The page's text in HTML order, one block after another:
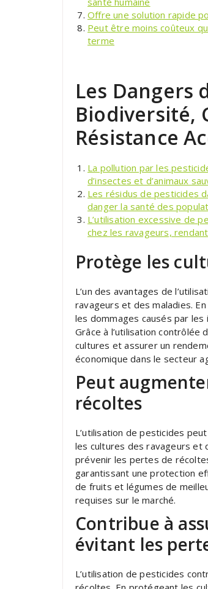
Offre une solution rapide
Peut être moins coûteux
terme
Les Dangers
Biodiversité,
Résistance
La pollution par les
d’insectes et d’animaux
Les résidus de pesticides
danger la santé des
L’utilisation excessive de
chez les ravageurs,
Protège les
L’un des avantages de
ravageurs et des maladies.
les dommages causés par
Grâce à l’utilisation
cultures et assurer un
économique dans le secteur
Peut
récoltes
L’utilisation de pesticides
les cultures des ravageurs et
prévenir les pertes de
garantissant une protection
de fruits et légumes de
requises sur le marché.
Contribue à
évitant les
L’utilisation de pesticides